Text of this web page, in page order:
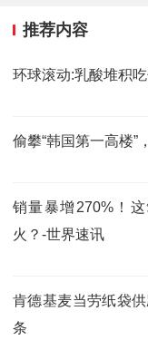
推荐内容
环球滚动:乳酸堆积
偷攀“韩国第一高楼”
销量暴增270%！
火？-世界速讯
肯德基麦当劳纸袋
条